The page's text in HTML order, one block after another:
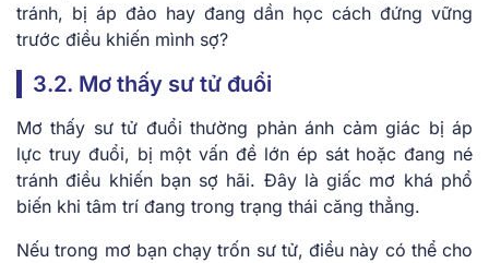
tránh, bị áp đảo hay đang dần học cách đứng vững
trước điều khiến mình sợ?
3.2. Mơ thấy sư tử đuổi
Mơ thấy sư tử đuổi thường phản ánh cảm giác bị áp
lực truy đuổi, bị một vấn đề lớn ép sát hoặc đang né
tránh điều khiến bạn sợ hãi. Đây là giấc mơ khá phổ
biến khi tâm trí đang trong trạng thái căng thẳng.
Nếu trong mơ bạn chạy trốn sư tử, điều này có thể cho